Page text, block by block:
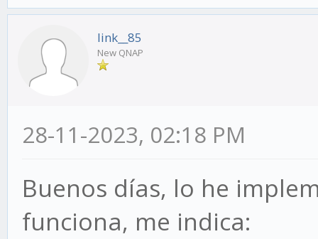
link__85
New QNAP
28-11-2023, 02:18 PM
Buenos días, lo he
funciona, me indica: